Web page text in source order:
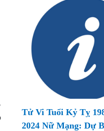
Tử Vi Tuổi Kỷ Tỵ
2024 Nữ Mạng: Dự